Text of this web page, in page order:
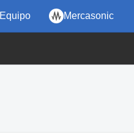
Equipo Mercasonic